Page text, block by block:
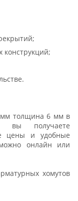
конструкций;
мм толщина 6 мм в
вы получаете
цены и удобные
онлайн или
хомутов